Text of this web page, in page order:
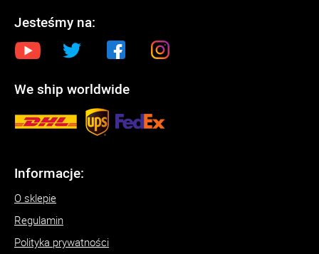
Jesteśmy na:
We ship worldwide
Informacje:
O sklepie
Regulamin
Polityka prywatności